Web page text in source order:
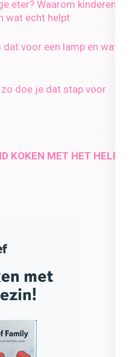
eter? Waarom kinderen
wat echt helpt
voor een lamp en wat
doe je dat stap voor
KOKEN MET HET HELE